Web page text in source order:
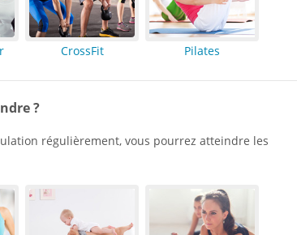
CrossFit Pilates
?
régulièrement, vous pourrez atteindre les